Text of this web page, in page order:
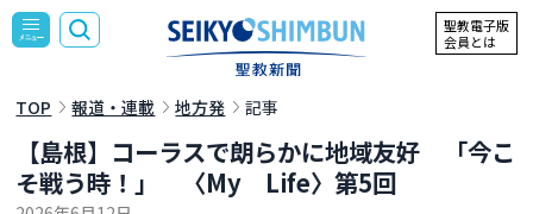
聖教電子版
会員とは
TOP 報道・連載 地方発 記事
【島根】コーラスで朗らかに地域友好 「今こ
そ戦う時！」 〈My Life〉第5回